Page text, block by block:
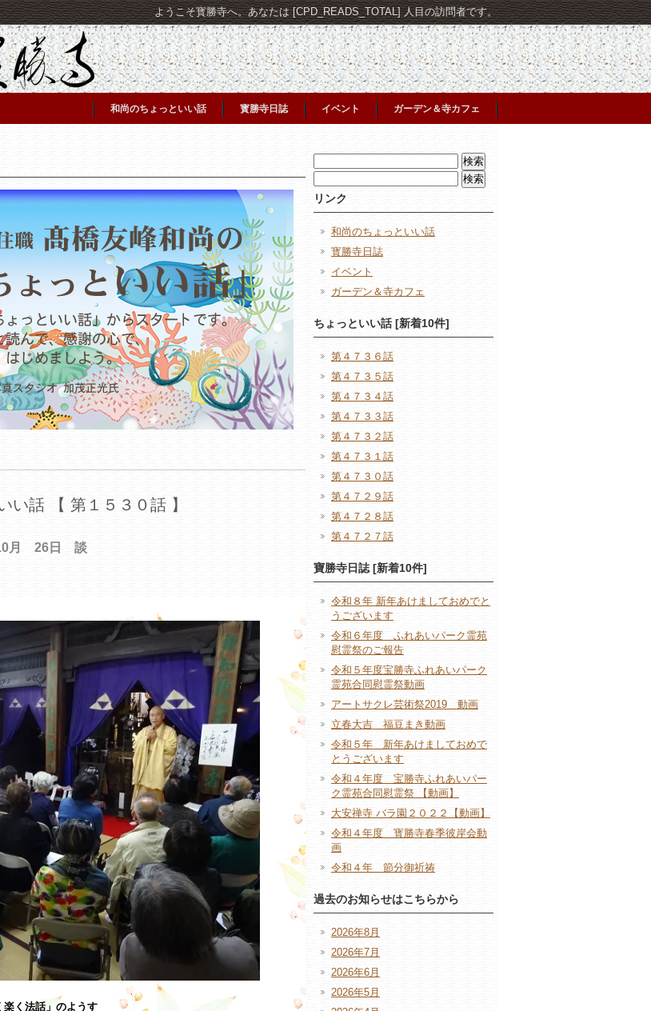
ようこそ寳勝寺へ。あなたは [CPD_READS_TOTAL] 人目の訪問者です。
和尚のちょっといい話 寳勝寺日誌 イベント ガーデン＆寺カフェ
い話 【 第１５３０話 】
月 26日 談
楽く法話」のようす
索:
索:
リンク
和尚のちょっといい話
寳勝寺日誌
イベント
ガーデン＆寺カフェ
ちょっといい話 [新着10件]
第４７３６話
第４７３５話
第４７３４話
第４７３３話
第４７３２話
第４７３１話
第４７３０話
第４７２９話
第４７２８話
第４７２７話
寶勝寺日誌 [新着10件]
令和８年 新年あけましておめでと
うございます
令和６年度 ふれあいパーク霊苑
慰霊祭のご報告
令和５年度宝勝寺ふれあいパーク
霊苑合同慰霊祭動画
アートサクレ芸術祭2019 動画
立春大吉 福豆まき動画
令和５年 新年あけましておめで
とうございます
令和４年度 宝勝寺ふれあいパー
ク霊苑合同慰霊祭 【動画】
大安禅寺 バラ園２０２２【動画】
令和４年度 寳勝寺春季彼岸会動
画
令和４年 節分御祈祷
過去のお知らせはこちらから
2026年8月
2026年7月
2026年6月
2026年5月